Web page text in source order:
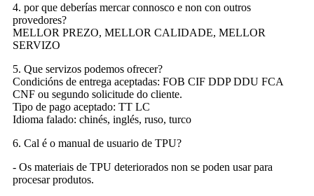
4. por que deberías mercar connosco e non con outros
provedores?
MELLOR PREZO, MELLOR CALIDADE, MELLOR
SERVIZO
5. Que servizos podemos ofrecer?
Condicións de entrega aceptadas: FOB CIF DDP DDU FCA
CNF ou segundo solicitude do cliente.
Tipo de pago aceptado: TT LC
Idioma falado: chinés, inglés, ruso, turco
6. Cal é o manual de usuario de TPU?
- Os materiais de TPU deteriorados non se poden usar para
procesar produtos.